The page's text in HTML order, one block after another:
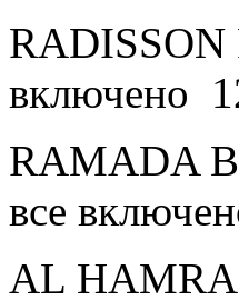
включено
RAMADA
все
AL HAMRA